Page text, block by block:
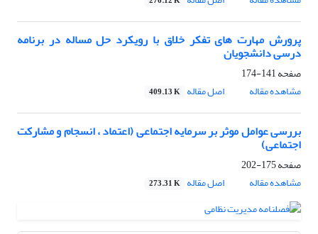
پرورش مهارت های تفکر خلاق با رویکرد حل مساله در برنامه
درسی دانشجویان
صفحه141-174
مشاهده مقاله
اصل مقاله 409.13 K
بررسی عوامل موثر بر سرمایه اجتماعی (اعتماد ، انسجام و مشارکت
اجتماعی)
صفحه175-202
مشاهده مقاله
اصل مقاله 273.31 K